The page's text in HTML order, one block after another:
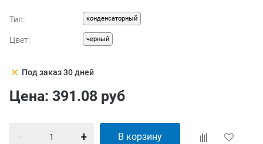
Тип: конденсаторный
Цвет: черный
clear Под заказ 30 дней
Цена: 391.08 руб
В корзину